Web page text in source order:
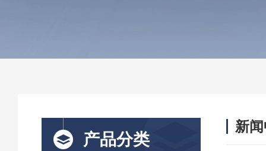
产品分类
新